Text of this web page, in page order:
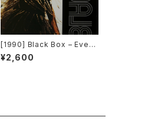
[1990] Black Box – Every
body, Everybody [Decon
struction]
¥2,600